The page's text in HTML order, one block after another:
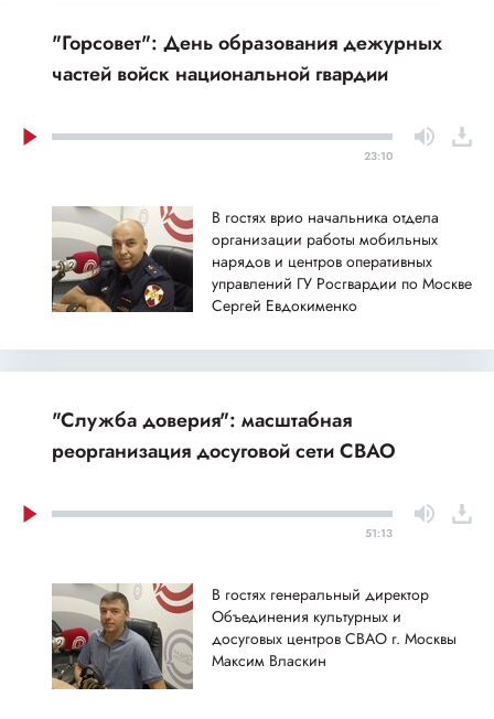
"Горсовет": День образования дежурных
частей войск национальной гвардии
23:10
В гостях врио начальника отдела
организации работы мобильных
нарядов и центров оперативных
управлений ГУ Росгвардии по Москве
Сергей Евдокименко
"Служба доверия": масштабная
реорганизация досуговой сети СВАО
51:13
В гостях генеральный директор
Объединения культурных и
досуговых центров СВАО г. Москвы
Максим Власкин